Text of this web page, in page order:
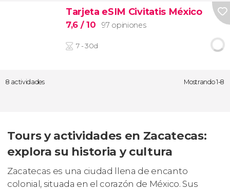
Tarjeta eSIM Civitatis México
7,6 / 10 97 opiniones
7 - 30d
8 actividades Mostrando 1-8
Tours y actividades en Zacatecas:
explora su historia y cultura
Zacatecas es una ciudad llena de encanto
colonial, situada en el corazón de México. Sus